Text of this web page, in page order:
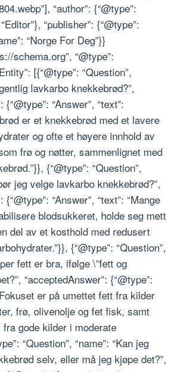
“author”: {“@type”:
“publisher”: {“@type”:
“Norge For Deg”}}
schema.org”, “@type”:
[{“@type”: “Question”,
lavkarbo knekkebrød?”,
“Answer”, “text”:
er et knekkebrød med et lavere
og ofte et høyere innhold av
frø og nøtter, sammenlignet med
{“@type”: “Question”,
jeg velge lavkarbo knekkebrød?”,
“Answer”, “text”: “Mange
blodsukkeret, holde seg mett
del av et kosthold med redusert
{“@type”: “Question”,
fett er bra, ifølge \”fett og
“acceptedAnswer”: {“@type”:
er på umettet fett fra kilder
frø, olivenolje og fet fisk, samt
gode kilder i moderate
“Question”, “name”: “Kan jeg
selv, eller må jeg kjøpe det?”,